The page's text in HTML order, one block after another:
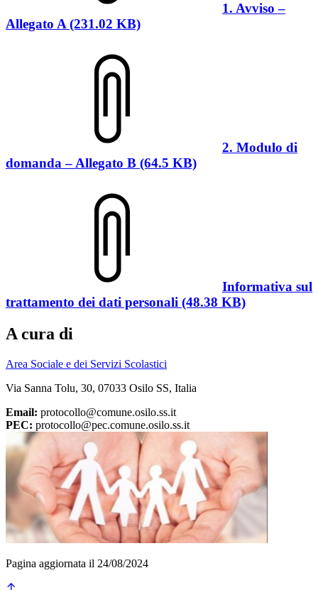
1. Avviso –
Allegato A (231.02 KB)
2. Modulo di
domanda – Allegato B (64.5 KB)
Informativa sul
trattamento dei dati personali (48.38 KB)
A cura di
Area Sociale e dei Servizi Scolastici
Via Sanna Tolu, 30, 07033 Osilo SS, Italia
Email: protocollo@comune.osilo.ss.it
PEC: protocollo@pec.comune.osilo.ss.it
Pagina aggiornata il 24/08/2024